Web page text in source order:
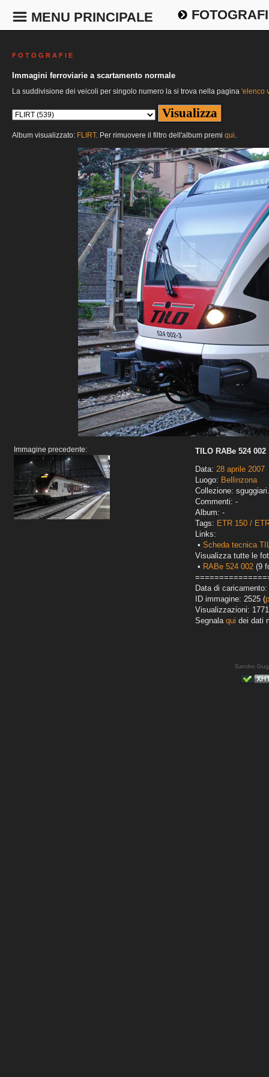
MENU PRINCIPALE
F O T O G R A F I E
Immagini ferroviarie a scartamento normale
La suddivisione dei veicoli per singolo numero la si trova nella pagina 'elenco
Album visualizzato: FLIRT. Per rimuovere il filtro dell'album premi qui.
Immagine precedente:
TILO RABe 524 002
Data: 28 aprile 2007
Luogo: Bellinzona
Collezione:
Commenti: -
Album: -
Tags: ETR 150 /
Links:
• Scheda tecnica
Visualizza tutte le
• RABe 524 002 (9
Data di
ID immagine: 2525 (
Visualizzazioni: 1771
Segnala qui dei dati
Sandro